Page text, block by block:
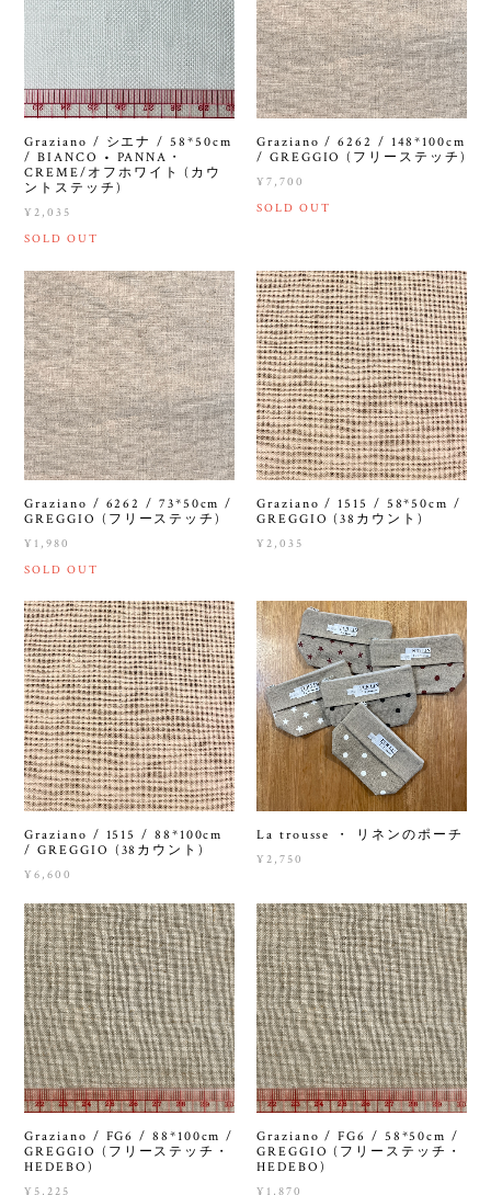
Graziano / シエナ / 58*50cm
/ BIANCO • PANNA・
CREME/オフホワイト (カウ
ントステッチ)
¥2,035
SOLD OUT
Graziano / 6262 / 148*100cm
/ GREGGIO (フリーステッチ)
¥7,700
SOLD OUT
Graziano / 6262 / 73*50cm /
GREGGIO (フリーステッチ)
¥1,980
SOLD OUT
Graziano / 1515 / 58*50cm /
GREGGIO (38カウント)
¥2,035
Graziano / 1515 / 88*100cm
/ GREGGIO (38カウント)
¥6,600
La trousse ・ リネンのポーチ
¥2,750
Graziano / FG6 / 88*100cm /
GREGGIO (フリーステッチ・
HEDEBO)
Graziano / FG6 / 58*50cm /
GREGGIO (フリーステッチ・
HEDEBO)